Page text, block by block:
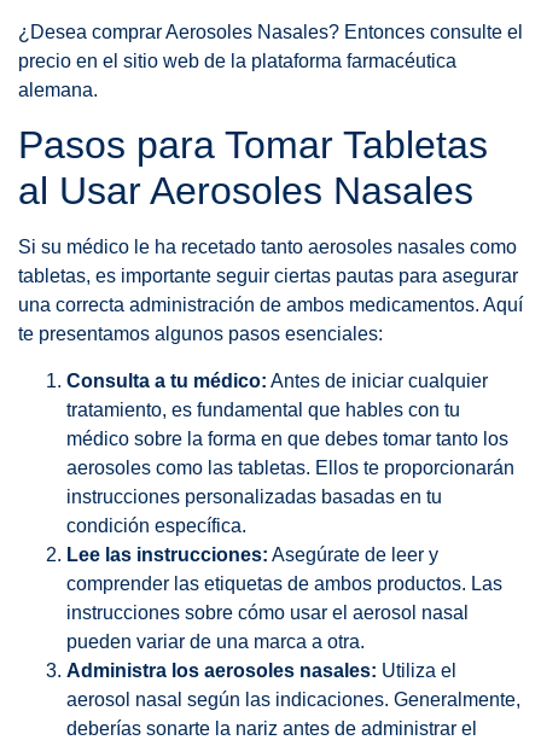
¿Desea comprar Aerosoles Nasales? Entonces consulte el
precio en el sitio web de la plataforma farmacéutica
alemana.
Pasos para Tomar Tabletas
al Usar Aerosoles Nasales
Si su médico le ha recetado tanto aerosoles nasales como
tabletas, es importante seguir ciertas pautas para asegurar
una correcta administración de ambos medicamentos. Aquí
te presentamos algunos pasos esenciales:
Consulta a tu médico: Antes de iniciar cualquier
tratamiento, es fundamental que hables con tu
médico sobre la forma en que debes tomar tanto los
aerosoles como las tabletas. Ellos te proporcionarán
instrucciones personalizadas basadas en tu
condición específica.
Lee las instrucciones: Asegúrate de leer y
comprender las etiquetas de ambos productos. Las
instrucciones sobre cómo usar el aerosol nasal
pueden variar de una marca a otra.
Administra los aerosoles nasales: Utiliza el
aerosol nasal según las indicaciones. Generalmente,
deberías sonarte la nariz antes de administrar el